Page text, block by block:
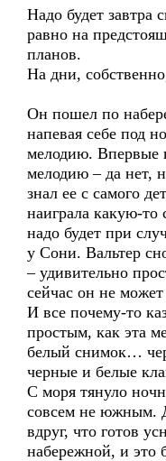
Надо будет завтра
равно на
планов.
На дни,
Он пошел по
напевая себе под
мелодию. Впервые
мелодию – да нет,
знал ее с самого
наиграла какую-
надо будет при
у Сони. Вальтер
– удивительно
сейчас он не
И все почему-то
простым, как эта
белый снимок…
черные и белые
С моря тянуло
совсем не южным.
вдруг, что готов
набережной, и это